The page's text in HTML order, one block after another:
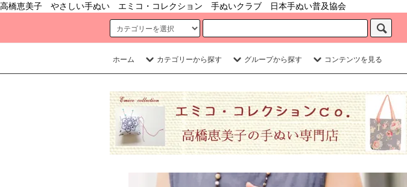
高橋恵美子 やさしい手ぬい エミコ・コレクション 手ぬいクラブ 日本手ぬい普及協会
ホーム カテゴリーから探す グループから探す コンテンツを見る